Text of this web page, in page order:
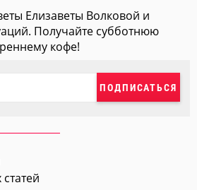
Елизаветы Волковой и
Получайте субботнюю
кофе!
ПОДПИСАТЬСЯ